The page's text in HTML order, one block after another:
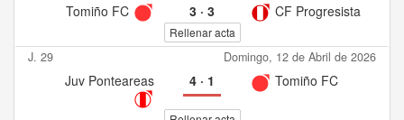
Tomiño FC 3· 3 CF Progresista
Rellenar acta
J. 29 Domingo, 12 de Abril de 2026
Juv Ponteareas 4· 1 Tomiño FC